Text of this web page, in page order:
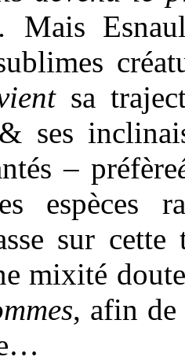
Mais
sa
ses
– préfère
espèces
sur
mixité
, afin